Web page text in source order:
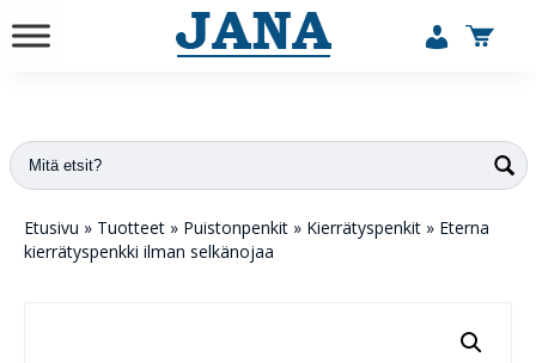
Etusivu » Tuotteet » Puistonpenkit » Kierrätyspenkit » Eterna
kierrätyspenkki ilman selkänojaa